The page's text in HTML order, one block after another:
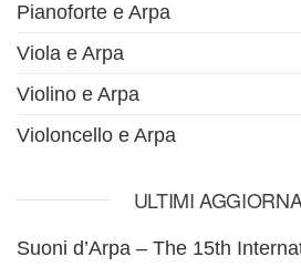
Pianoforte e Arpa
Viola e Arpa
Violino e Arpa
Violoncello e Arpa
ULTIMI
Suoni d’Arpa – The 15th